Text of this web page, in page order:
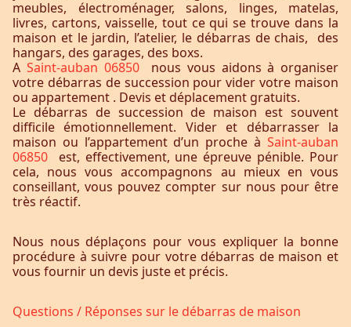
meubles, électroménager, salons, linges, matelas,
livres, cartons, vaisselle, tout ce qui se trouve dans la
maison et le jardin, l’atelier, le débarras de chais, des
hangars, des garages, des boxs.
A Saint-auban 06850 nous vous aidons à organiser
votre débarras de succession pour vider votre maison
ou appartement . Devis et déplacement gratuits.
Le débarras de succession de maison est souvent
difficile émotionnellement. Vider et débarrasser la
maison ou l’appartement d’un proche à Saint-auban
06850 est, effectivement, une épreuve pénible. Pour
cela, nous vous accompagnons au mieux en vous
conseillant, vous pouvez compter sur nous pour être
très réactif.
Nous nous déplaçons pour vous expliquer la bonne
procédure à suivre pour votre débarras de maison et
vous fournir un devis juste et précis.
Questions / Réponses sur le débarras de maison